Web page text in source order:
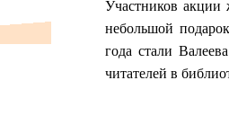
Участников акции
небольшой
года стали
читателей в